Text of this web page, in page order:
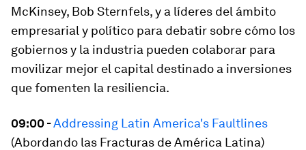
McKinsey, Bob Sternfels, y a líderes del ámbito
empresarial y político para debatir sobre cómo los
gobiernos y la industria pueden colaborar para
movilizar mejor el capital destinado a inversiones
que fomenten la resiliencia.
09:00 -Addressing Latin America's Faultlines
(Abordando las Fracturas de América Latina)